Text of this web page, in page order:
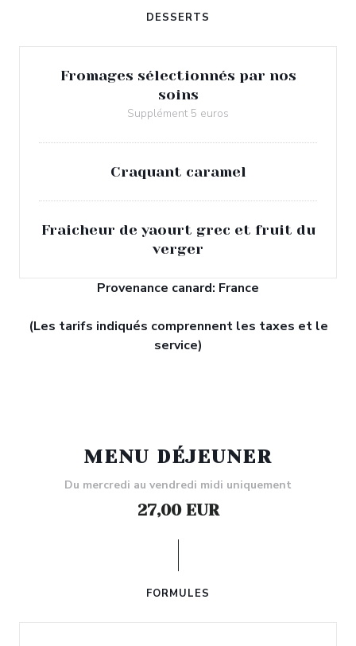
DESSERTS
Fromages sélectionnés par nos
soins
Supplément 5 euros
Craquant caramel
Fraicheur de yaourt grec et fruit du
verger
Provenance canard: France
(Les tarifs indiqués comprennent les taxes et le
service)
MENU DÉJEUNER
Du mercredi au vendredi midi uniquement
27,00 EUR
FORMULES